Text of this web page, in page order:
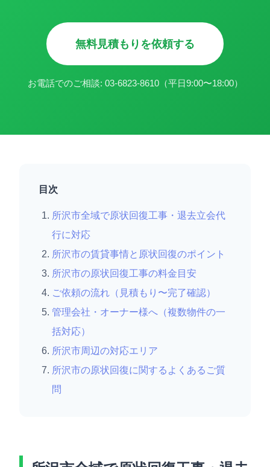
無料見積もりを依頼する
お電話でのご相談: 03-6823-8610（平日9:00〜18:00）
目次
所沢市全域で原状回復工事・退去立会代
行に対応
所沢市の賃貸事情と原状回復のポイント
所沢市の原状回復工事の料金目安
ご依頼の流れ（見積もり〜完了確認）
管理会社・オーナー様へ（複数物件の一
括対応）
所沢市周辺の対応エリア
所沢市の原状回復に関するよくあるご質
問